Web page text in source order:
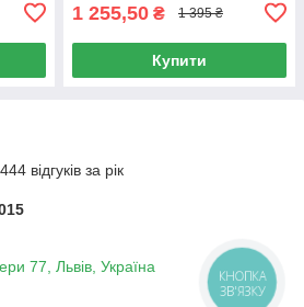
1 255,50 ₴ 1 395 ₴
Купити
відгуків за рік
77, Львів, Україна
КНОПКА
ЗВ'ЯЗКУ